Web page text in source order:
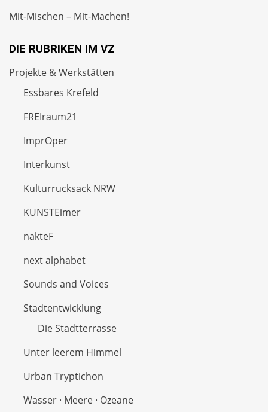
Mit-Mischen – Mit-Machen!
DIE RUBRIKEN IM VZ
Projekte & Werkstätten
Essbares Krefeld
FREIraum21
ImprOper
Interkunst
Kulturrucksack NRW
KUNSTEimer
nakteF
next alphabet
Sounds and Voices
Stadtentwicklung
Die Stadtterrasse
Unter leerem Himmel
Urban Tryptichon
Wasser · Meere · Ozeane